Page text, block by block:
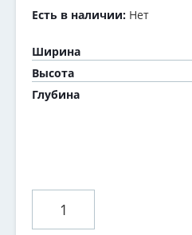
Есть в наличии: Нет
Ширина
Высота
Глубина